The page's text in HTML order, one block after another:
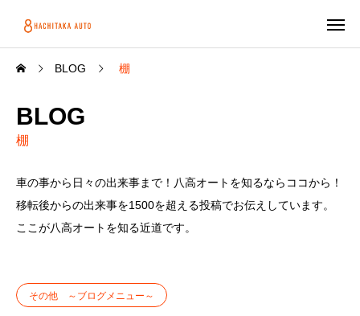
BLOG 棚
BLOG
棚
車の事から日々の出来事まで！八高オートを知るならココから！
移転後からの出来事を1500を超える投稿でお伝えしています。
ここが八高オートを知る近道です。
その他 ～ブログメニュー～